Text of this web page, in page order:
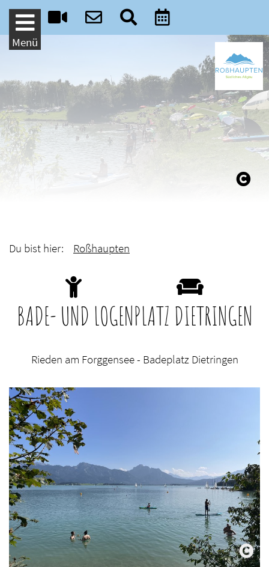
Weiter zum Inhalt
Menü
Du bist hier: Roßhaupten
BADE- UND LOGENPLATZ DIETRINGEN
Rieden am Forggensee - Badeplatz Dietringen